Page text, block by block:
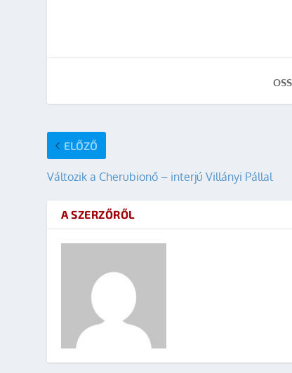
ELŐZŐ
Változik a Cherubionő – interjú Villányi Pállal
A SZERZŐRŐL